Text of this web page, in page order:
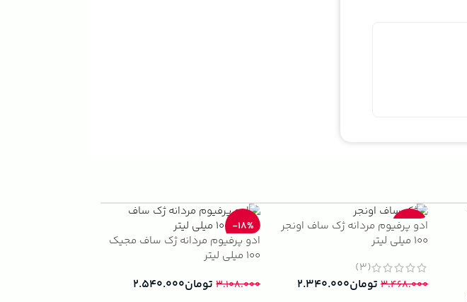
-33%
ادو پرفیوم مردانه ژک ساف اونجر
100 میلی لیتر
(3)
۳.۴۶۸.۰۰۰ تومان۲.۳۴۰.۰۰۰
-18%
ادو پرفیوم مردانه ژک ساف مجیک
100 میلی لیتر
۳.۱۰۸.۰۰۰ تومان۲.۵۴۰.۰۰۰